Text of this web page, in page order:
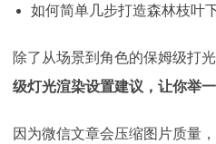
如何简单几步打造森林枝叶
除了从场景到角色的保姆级打
级灯光渲染设置建议，让你举
因为微信文章会压缩图片质量